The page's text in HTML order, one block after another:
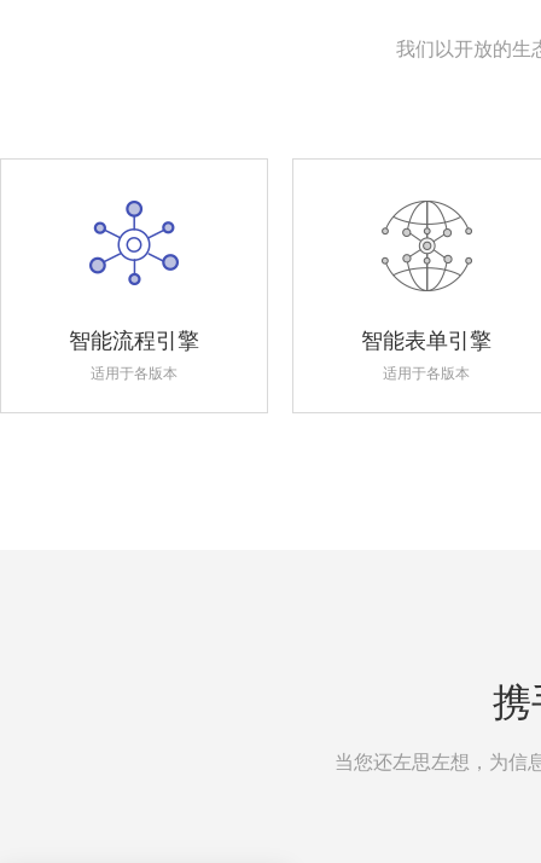
我们以开放的生
智能流程引擎
适用于各版本
智能表单引擎
适用于各版本
携
当您还左思左想，为信